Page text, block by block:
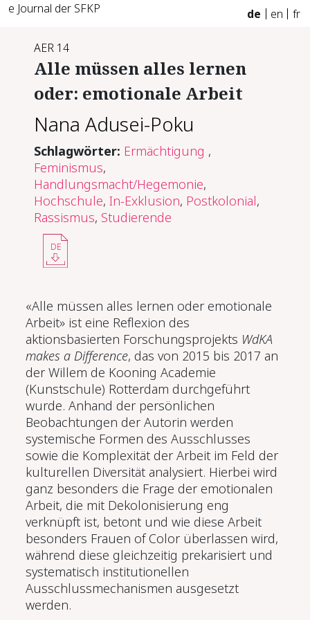
e Journal der SFKP de en fr
AER 14
Al­le müs­sen al­les ler­nen
oder: emo­tio­na­le Ar­beit
Nana Adusei-Poku
Schlagwörter: Ermächtigung ,
Feminismus,
Handlungsmacht/Hegemonie,
Hochschule, In-Exklusion, Postkolonial,
Rassismus, Studierende
DE
«Alle müssen alles lernen oder emotionale
Arbeit» ist eine Reflexion des
aktionsbasierten Forschungsprojekts WdKA
makes a Difference, das von 2015 bis 2017 an
der Willem de Kooning Academie
(Kunstschule) Rotterdam durchgeführt
wurde. Anhand der persönlichen
Beobachtungen der Autorin werden
systemische Formen des Ausschlusses
sowie die Komplexität der Arbeit im Feld der
kulturellen Diversität analysiert. Hierbei wird
ganz besonders die Frage der emotionalen
Arbeit, die mit Dekolonisierung eng
verknüpft ist, betont und wie diese Arbeit
besonders Frauen of Color überlassen wird,
während diese gleichzeitig prekarisiert und
systematisch institutionellen
Ausschlussmechanismen ausgesetzt
werden.